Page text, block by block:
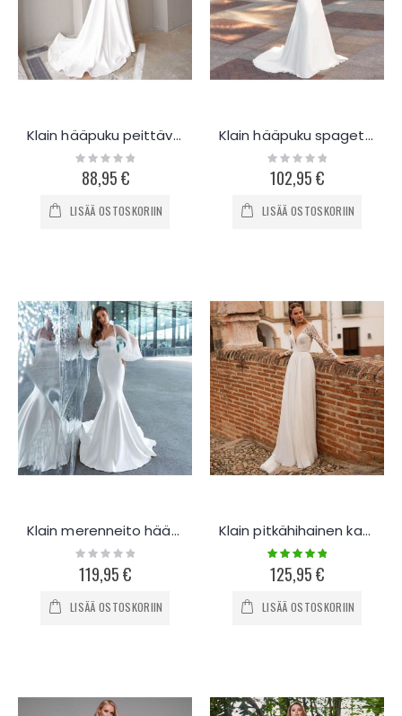
Klain hääpuku peittävillä olkaimilla K712
Rating:
0%
88,95 €
LISÄÄ OSTOSKORIIN
Klain hääpuku spagettiolkaimilla K558
Rating:
0%
102,95 €
LISÄÄ OSTOSKORIIN
Klain merenneito hääpuku K482
Rating:
0%
119,95 €
LISÄÄ OSTOSKORIIN
Klain pitkähihainen kappelilaahus hääpuku K121
Rating:
100%
125,95 €
LISÄÄ OSTOSKORIIN